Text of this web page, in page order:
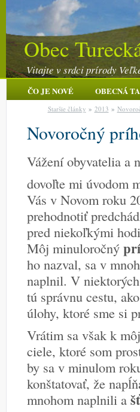
Obec
Vitajte v srdci prírody
ČO JE NOVÉ OBECNÁ
Novoročný
Staršie články » 2013 »
Vážení obyvatelia a
dovoľte mi úvodom
Vás v Novom roku
prehodnotiť
pred niekoľkými
Môj minuloročný
ho nazval, sa v
naplnil. V
tú správnu cestu,
úlohy, ktoré sme si
Vrátim sa však k
ciele, ktoré som
by sa v minulom
konštatovať, že
mnohom naplnili a